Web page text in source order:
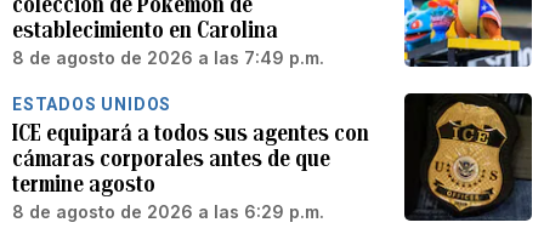
establecimiento en Carolina
8 de agosto de 2026 a las 7:49 p.m.
ESTADOS UNIDOS
ICE equipará a todos sus agentes con
cámaras corporales antes de que
termine agosto
8 de agosto de 2026 a las 6:29 p.m.